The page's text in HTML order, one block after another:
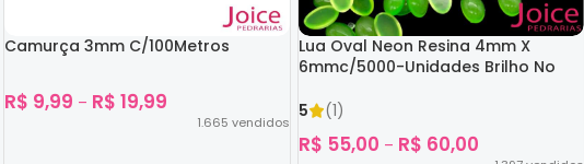
Camurça 3mm C/100Metros
R$ 9,99 – R$ 19,99
1.665 vendidos
Lua Oval Neon Resina 4mm X
6mmc/5000-Unidades Brilho No
5
(1)
R$ 55,00 – R$ 60,00